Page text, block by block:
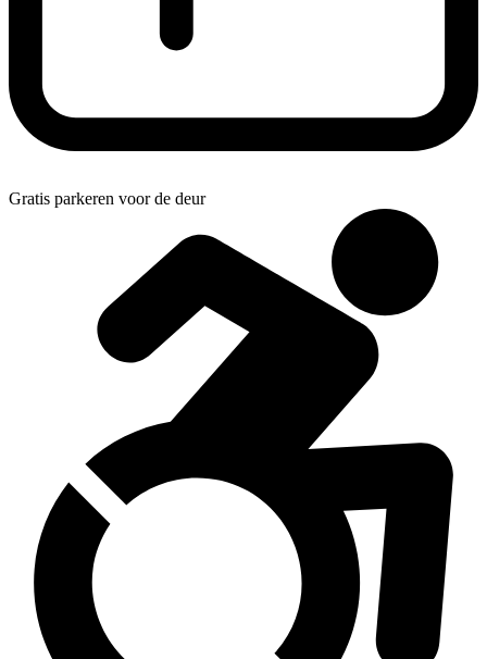
Gratis parkeren voor de deur